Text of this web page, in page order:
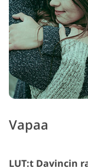
Vapaa
LUT:t Davincin